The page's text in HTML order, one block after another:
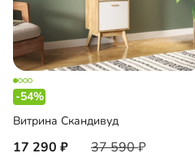
-54%
Витрина Скандивуд
17 290 37 590